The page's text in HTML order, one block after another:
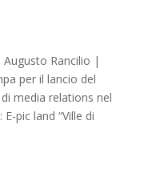
Rancilio |
per il lancio del
media relations nel
pic land “Ville di